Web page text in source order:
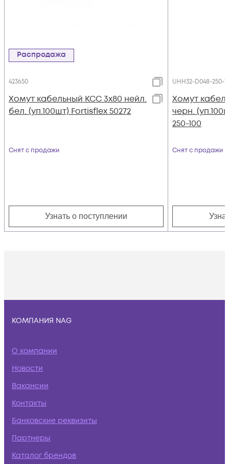
Распродажа
423650
Хомут кабельный КСС 3х80 нейл.
бел. (уп.100шт) Fortisflex 50272
Снят с продажи
Узнать о поступлении
UHH32-D048-250-
Хомут
черн.
250-100
Снят с продажи
КОМПАНИЯ NAG
О компании
Новости
Вакансии
Контакты
Банковские реквизиты
Партнеры
Каталог брендов